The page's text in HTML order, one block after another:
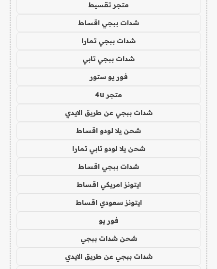
متجر تقسيط
شدات ببجي اقساط
شدات ببجي تمارا
شدات ببجي تابي
فور يو ستور
متجر 4u
شدات ببجي عن طريق الايدي
شحن يلا لودو اقساط
شحن يلا لودو تابي تمارا
شدات ببجي اقساط
ايتونز امريكي اقساط
ايتونز سعودي اقساط
فور يو
شحن شدات ببجي
شدات ببجي عن طريق الايدي